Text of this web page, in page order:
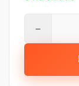
Diamantový
nakeramiku
−